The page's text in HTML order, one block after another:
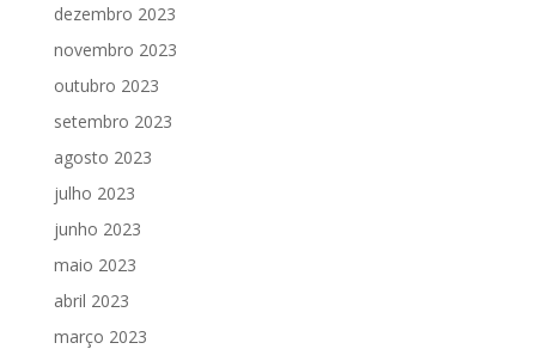
dezembro 2023
novembro 2023
outubro 2023
setembro 2023
agosto 2023
julho 2023
junho 2023
maio 2023
abril 2023
março 2023